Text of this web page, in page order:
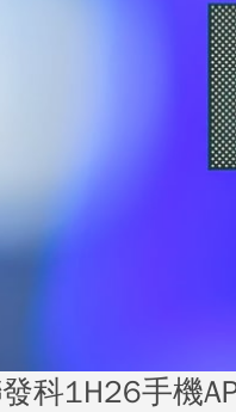
科1H26手機